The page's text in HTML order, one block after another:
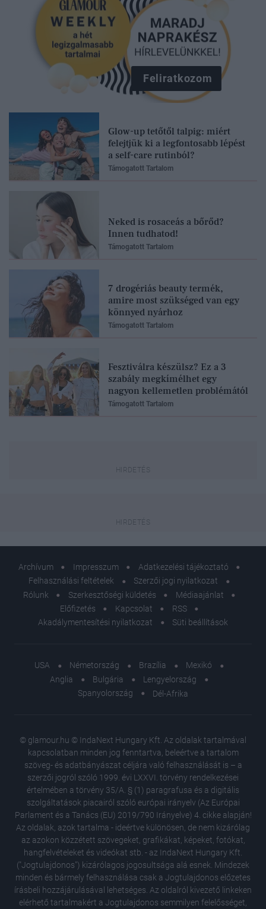
Feliratkozom
Glow-up tetőtől talpig: miért
felejtjük ki a legfontosabb lépést
a self-care rutinból?
Támogatott Tartalom
Neked is rosaceás a bőrőd?
Innen tudhatod!
Támogatott Tartalom
7 drogériás beauty termék,
amire most szükséged van egy
könnyed nyárhoz
Támogatott Tartalom
Fesztiválra készülsz? Ez a 3
szabály megkímélhet egy
nagyon kellemetlen problémától
Támogatott Tartalom
Archívum Impresszum
Adatkezelési tájékoztató
Felhasználási feltételek
Szerzői jogi nyilatkozat
Rólunk
Szerkesztőségi küldetés
Médiaajánlat
Előfizetés
Kapcsolat
RSS
Akadálymentesítési nyilatkozat
Süti beállítások
USA Németország Brazília
Mexikó
Anglia
Bulgária
Lengyelország
Spanyolország
Dél-Afrika
© glamour.hu © IndaNext Hungary Kft. Az oldalak tartalmával
kapcsolatban minden jog fenntartva, beleértve a tartalom
szöveg- és adatbányászat céljára való felhasználását is – a
szerzői jogról szóló 1999. évi LXXVI. törvény rendelkezései
értelmében a törvény 35/A. § (1) paragrafusa és a digitális
szolgáltatások piacairól szóló európai irányelv (Az Európai
Parlament és a Tanács (EU) 2019/790 Irányelve) 4. cikke alapján!
Az oldalak, azok tartalma - ideértve különösen, de nem kizárólag
az azokon közzétett szövegeket, grafikákat, képeket, fotókat,
hangfelvételeket és videókat stb. - az IndaNext Hungary Kft.
("Jogtulajdonos") kizárólagos jogosultsága alá esnek. Mindezek
minden és bármely felhasználása csak a Jogtulajdonos előzetes
írásbeli hozzájárulásával lehetséges. Az oldalról kivezető linkeken
elérhető tartalmakért a Jogtulajdonos semmilyen felelősséget,